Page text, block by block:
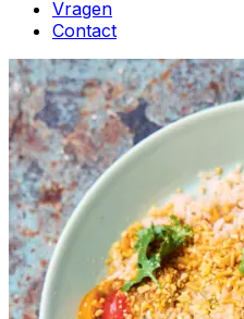
Vragen
Contact